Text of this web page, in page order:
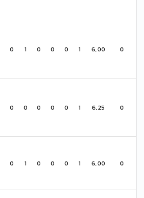
0 1 0 0 0 1 6,00 0
0 0 0 0 0 1 6,25 0
0 1 0 0 0 1 6,00 0